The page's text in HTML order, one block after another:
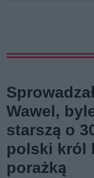
Wawel,
starszą o
polski król
porażką